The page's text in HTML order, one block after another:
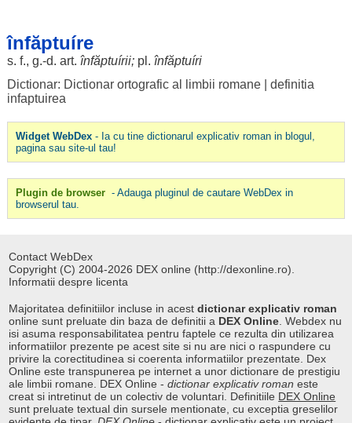
înfăptuíre
s. f., g.-d. art. înfăptuírii;pl. înfăptuíri
Dictionar: Dictionar ortografic al limbii romane| definitia
infaptuirea
Widget WebDex- Ia cu tine dictionarul explicativ roman in blogul,
pagina sau site-ul tau!
Plugin de browser - Adauga pluginul de cautare WebDex in
browserul tau.
Contact WebDex
Copyright (C) 2004-2026 DEX online (http://dexonline.ro).
Informatii despre licenta
Majoritatea definitiilor incluse in acestdictionar explicativ roman
online sunt preluate din baza de definitii a DEX Online . Webdex nu
isi asuma responsabilitatea pentru faptele ce rezulta din utilizarea
informatiilor prezente pe acest site si nu are nici o raspundere cu
privire la corectitudinea si coerenta informatiilor prezentate. Dex
Online este transpunerea pe internet a unor dictionare de prestigiu
ale limbii romane. DEX Online -dictionar explicativ roman este
creat si intretinut de un colectiv de voluntari. Definitiile DEX Online
sunt preluate textual din sursele mentionate, cu exceptia greselilor